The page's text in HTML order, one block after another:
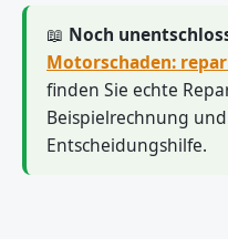
📖 Noch
Motorschaden:
finden Sie echte
Beispielrechnung
Entscheidungshilfe.